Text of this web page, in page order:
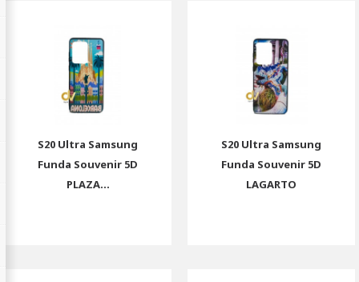
S20 Ultra Samsung
Funda Souvenir 5D
PLAZA...
S20 Ultra Samsung
Funda Souvenir 5D
LAGARTO